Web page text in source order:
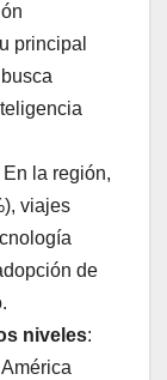
principal
En la región,
viajes
de
niveles: